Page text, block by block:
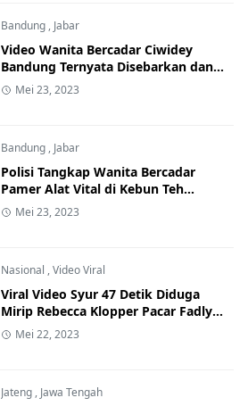
Bandung, Jabar
Video Wanita Bercadar Ciwidey
Bandung Ternyata Disebarkan dan
Dijual Suaminya Sendiri
Mei 23, 2023
Bandung, Jabar
Polisi Tangkap Wanita Bercadar
Pamer Alat Vital di Kebun Teh
Ciwidey
Mei 23, 2023
Nasional ,Video Viral
Viral Video Syur 47 Detik Diduga
Mirip Rebecca Klopper Pacar Fadly
FaisalMei 22, 2023
Jateng, Jawa Tengah